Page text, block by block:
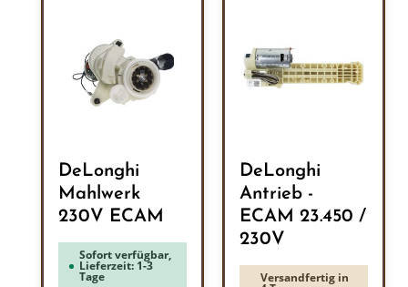
DeLonghi
Mahlwerk
230V ECAM
Sofort verfügbar,
Lieferzeit: 1-3
Tage
DeLonghi
Antrieb -
ECAM 23.450 /
230V
Versandfertig in